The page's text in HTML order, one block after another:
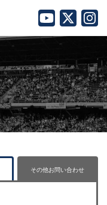
その他お問い合わせ